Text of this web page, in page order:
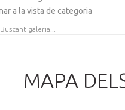
a la vista de categoria
MAPA